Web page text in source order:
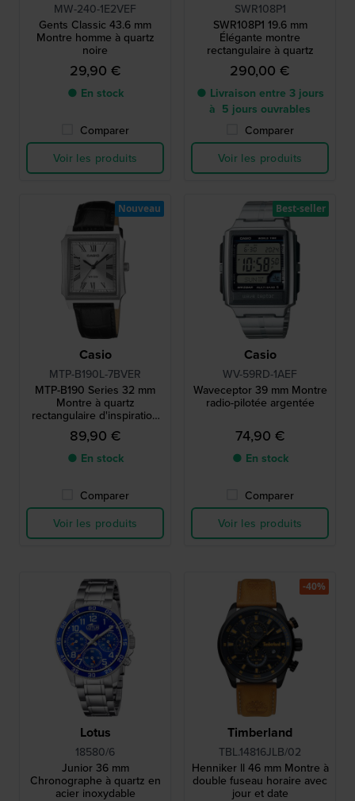
MW-240-1E2VEF
Gents Classic 43.6 mm
Montre homme à quartz
noire
29,90 €
● En stock
Comparer
Voir les produits
SWR108P1
SWR108P1 19.6 mm
Élégante montre
rectangulaire à quartz
290,00 €
● Livraison entre 3 jours
à 5 jours ouvrables
Comparer
Voir les produits
Casio
MTP-B190L-7BVER
MTP-B190 Series 32 mm
Montre à quartz
rectangulaire d'inspiration
vintage avec index romains
89,90 €
● En stock
Comparer
Voir les produits
Nouveau
Casio
WV-59RD-1AEF
Waveceptor 39 mm Montre
radio-pilotée argentée
74,90 €
● En stock
Comparer
Voir les produits
Best-seller
Lotus
18580/6
Junior 36 mm
Chronographe à quartz en
acier inoxydable
Timberland
TBL.14816JLB/02
Henniker ll 46 mm Montre à
double fuseau horaire avec
jour et date
-40%